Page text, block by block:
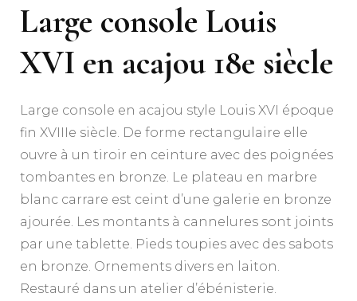
Large console Louis
XVI en acajou 18e siècle
Large console en acajou style Louis XVI époque
fin XVIIIe siècle. De forme rectangulaire elle
ouvre à un tiroir en ceinture avec des poignées
tombantes en bronze. Le plateau en marbre
blanc carrare est ceint d’une galerie en bronze
ajourée. Les montants à cannelures sont joints
par une tablette. Pieds toupies avec des sabots
en bronze. Ornements divers en laiton.
Restauré dans un atelier d’ébénisterie.